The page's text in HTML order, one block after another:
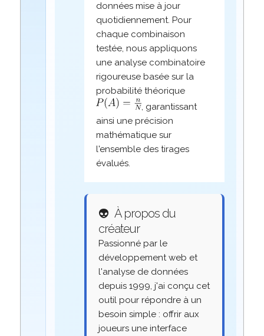
données mise à jour
quotidiennement. Pour
chaque combinaison
testée, nous appliquons
une analyse combinatoire
rigoureuse basée sur la
probabilité théorique
, garantissant
ainsi une précision
mathématique sur
l'ensemble des tirages
évalués.
👽 À propos du
créateur
Passionné par le
développement web et
l'analyse de données
depuis 1999, j'ai conçu cet
outil pour répondre à un
besoin simple : offrir aux
joueurs une interface